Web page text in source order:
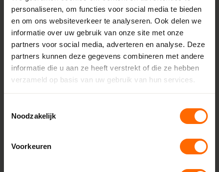
personaliseren, om functies voor social media te bieden
en om ons websiteverkeer te analyseren. Ook delen we
informatie over uw gebruik van onze site met onze
partners voor social media, adverteren en analyse. Deze
partners kunnen deze gegevens combineren met andere
informatie die u aan ze heeft verstrekt of die ze hebben
verzameld op basis van uw gebruik van hun services.
Noodzakelijk
Voorkeuren
Minimale breedte
Maximale breedte
3900 mm
600 mm
Maximale hoogte